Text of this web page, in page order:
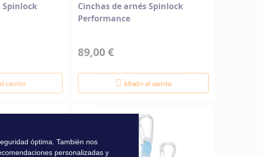
Spinlock
carrito
Cinchas de arnés Spinlock
Performance
89,00 €
Añadir al carrito
óptima. También nos
personalizadas y